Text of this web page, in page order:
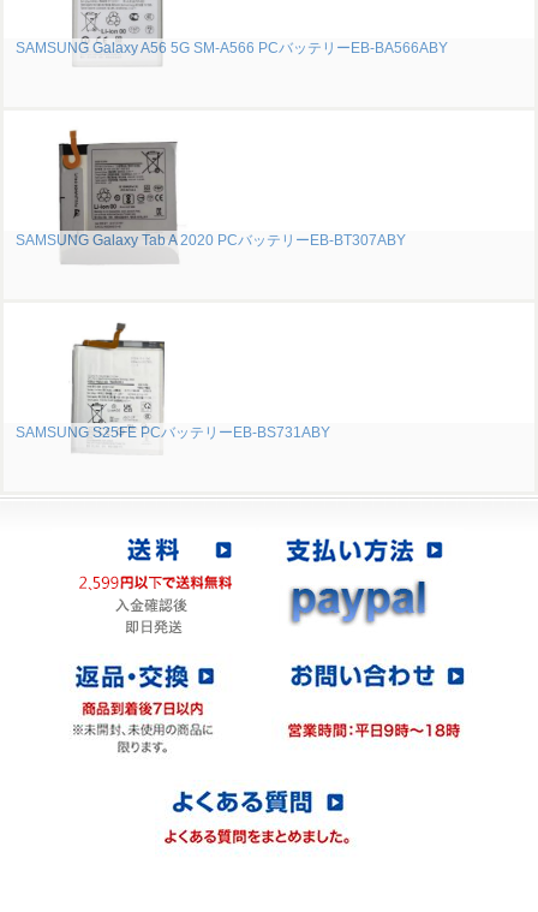
SAMSUNG Galaxy A56 5G SM-A566 PCバッテリーEB-BA566ABY
SAMSUNG Galaxy Tab A 2020 PCバッテリーEB-BT307ABY
SAMSUNG S25FE PCバッテリーEB-BS731ABY